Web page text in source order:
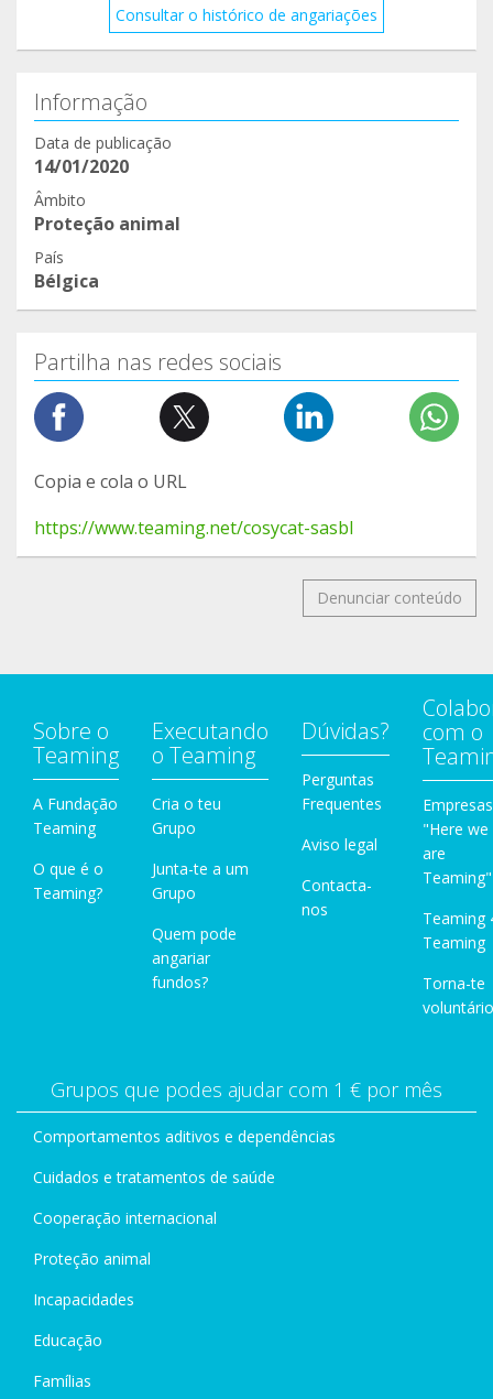
Consultar o histórico de angariações
Informação
Data de publicação
14/01/2020
Âmbito
Proteção animal
País
Bélgica
Partilha nas redes sociais
Copia e cola o URL
https://www.teaming.net/cosycat-sasbl
Denunciar conteúdo
Sobre o
Teaming
A Fundação
Teaming
O que é o
Teaming?
Executando
o Teaming
Cria o teu
Grupo
Junta-te a um
Grupo
Quem pode
angariar
fundos?
Dúvidas?
Perguntas
Frequentes
Aviso legal
Contacta-
nos
com o
Empresas
"Here we
are
Teaming"
Teaming
Teaming
Torna-te
Grupos que podes ajudar com 1 € por mês
Comportamentos aditivos e dependências
Cuidados e tratamentos de saúde
Cooperação internacional
Proteção animal
Incapacidades
Educação
Famílias